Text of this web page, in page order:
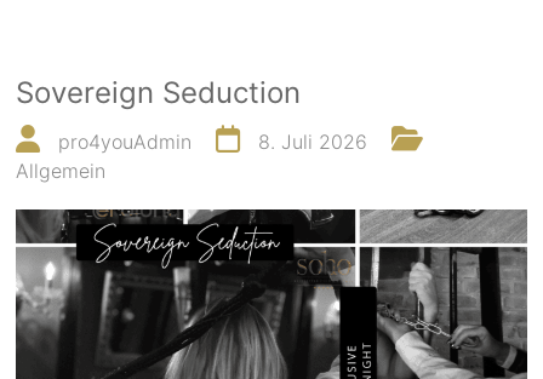
Sovereign Seduction
pro4youAdmin
8. Juli 2026
Allgemein